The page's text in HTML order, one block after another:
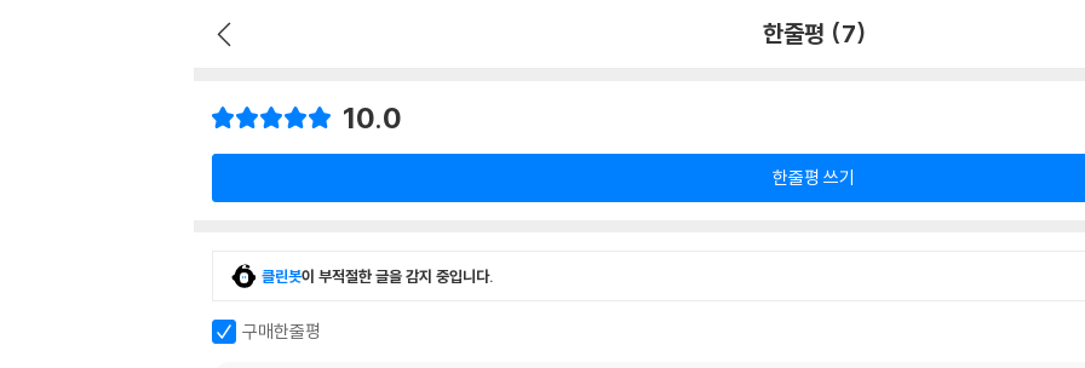
한줄평 (7)
10.0
한줄평 쓰기
클린봇이 부적절한 글을 감지 중입니다.
구매한줄평